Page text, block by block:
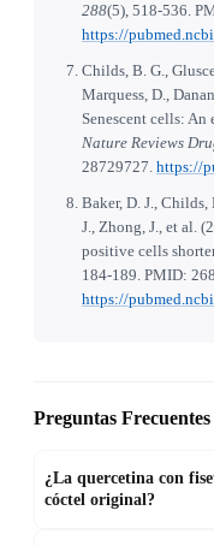
288(5), 518-536.
https://
Childs, B. G.,
Marquess, D.,
Senescent cells: An
Nature Reviews
28729727. https://
Baker, D. J.,
J., Zhong, J., et al.
positive cells
184-189. PMID:
https://
Preguntas Frecuentes
¿La quercetina con
cóctel original?